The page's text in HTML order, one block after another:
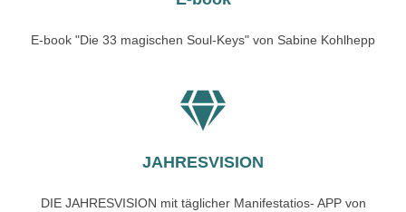
E-book "Die 33 magischen Soul-Keys" von Sabine Kohlhepp
JAHRESVISION
DIE JAHRESVISION mit täglicher Manifestatios- APP von